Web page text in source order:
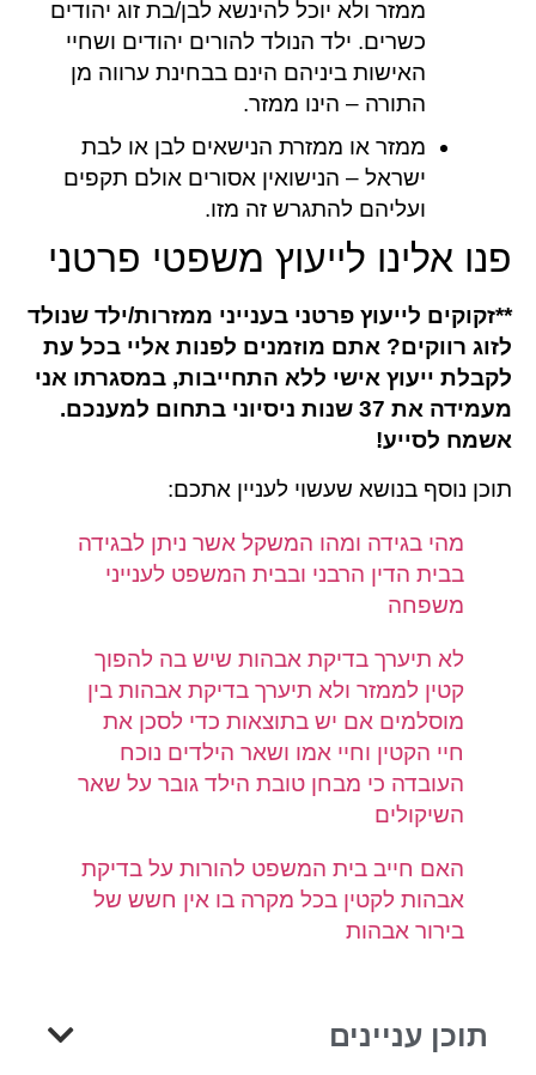
ממזר ולא יוכל להינשא לבן/בת זוג יהודים
כשרים. ילד הנולד להורים יהודים ושחיי
האישות ביניהם הינם בבחינת ערווה מן
התורה – הינו ממזר.
ממזר או ממזרת הנישאים לבן או לבת
ישראל – הנישואין אסורים אולם תקפים
ועליהם להתגרש זה מזו.
פנו אלינו לייעוץ משפטי פרטני
**זקוקים לייעוץ פרטני בענייני ממזרות/ילד שנולד
לזוג רווקים? אתם מוזמנים לפנות אליי בכל עת
לקבלת ייעוץ אישי ללא התחייבות, במסגרתו אני
מעמידה את 37 שנות ניסיוני בתחום למענכם.
אשמח לסייע!
תוכן נוסף בנושא שעשוי לעניין אתכם:
מהי בגידה ומהו המשקל אשר ניתן לבגידה
בבית הדין הרבני ובבית המשפט לענייני
משפחה
לא תיערך בדיקת אבהות שיש בה להפוך
קטין לממזר ולא תיערך בדיקת אבהות בין
מוסלמים אם יש בתוצאות כדי לסכן את
חיי הקטין וחיי אמו ושאר הילדים נוכח
העובדה כי מבחן טובת הילד גובר על שאר
השיקולים
האם חייב בית המשפט להורות על בדיקת
אבהות לקטין בכל מקרה בו אין חשש של
בירור אבהות
תוכן עניינים